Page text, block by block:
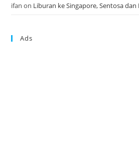
ifan on Liburan ke Singapore, Sentosa dan
Ads